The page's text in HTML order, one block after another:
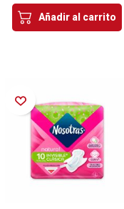
Añadir al carrito
Añadir a la Lista de Deseos